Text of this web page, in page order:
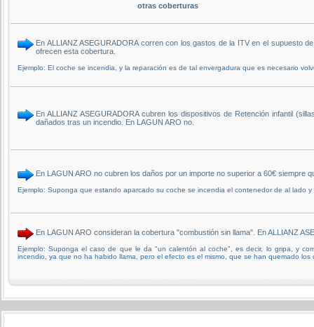
otras coberturas
En ALLIANZ ASEGURADORA corren con los gastos de la ITV en el supuesto
ofrecen esta cobertura.
Ejemplo: El coche se incendia, y la reparación es de tal envergadura que es necesario
En ALLIANZ ASEGURADORA cubren los dispositivos de Retención infantil
dañados tras un incendio. En LAGUN ARO no.
En LAGUN ARO no cubren los daños por un importe no superior a 60€ siempre
Ejemplo: Suponga que estando aparcado su coche se incendia el contenedor de al lado
En LAGUN ARO consideran la cobertura "combustión sin llama". En ALLIANZ
Ejemplo: Suponga el caso de que le da "un calentón al coche", es decir, lo gripa, y
incendio, ya que no ha habido llama, pero el efecto es el mismo, que se han quemado los